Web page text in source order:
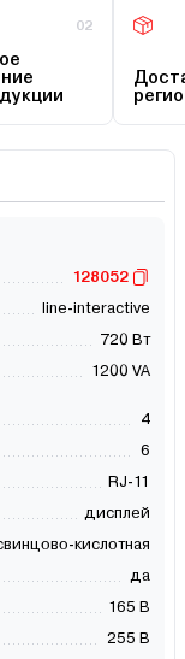
02
128052
line-interactive
720 Вт
1200 VA
4
6
RJ-11
дисплей
кислотная
да
165 В
255 В